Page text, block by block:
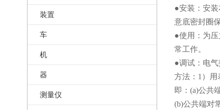
装置
车
机
器
测量仪
●安装：安
意底密封圈
●使用：为
常工作。
●调试：电
方法：1）
即：(a)公共
(b)公共端对